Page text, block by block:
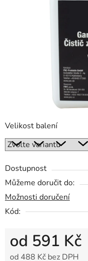
Velikost balení
Dostupnost
Můžeme doručit do:
Možnosti doručení
Kód:
od 591 Kč
od 488 Kč bez DPH